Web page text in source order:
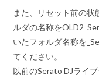
また、 リセット前の状
ルダの名称を
いたフォルダ名称を
てください。
以前のSerato DJライブ